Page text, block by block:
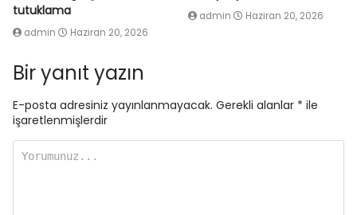
tutuklama
admin Haziran 20, 2026
admin Haziran 20, 2026
Bir yanıt yazın
E-posta adresiniz yayınlanmayacak. Gerekli alanlar * ile
işaretlenmişlerdir